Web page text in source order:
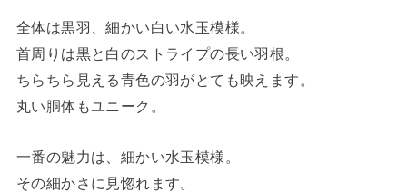
全体は黒羽、細かい白い水玉模様。
首周りは黒と白のストライプの長い羽根。
ちらちら見える青色の羽がとても映えます。
丸い胴体もユニーク。
一番の魅力は、細かい水玉模様。
その細かさに見惚れます。